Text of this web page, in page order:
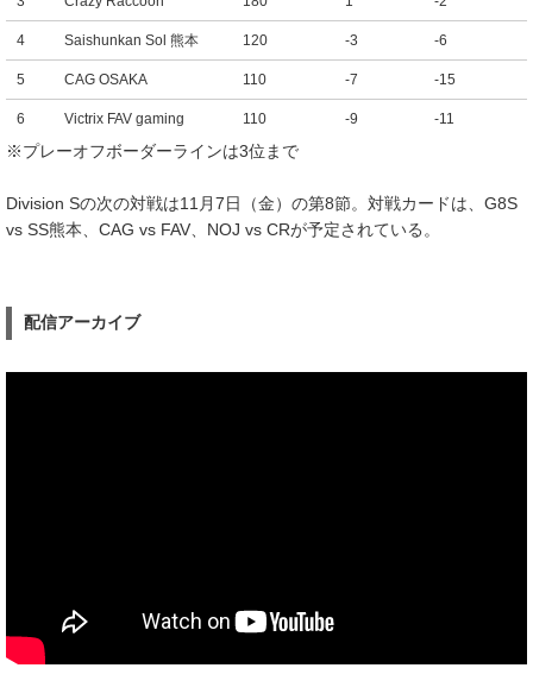
4 Saishunkan Sol 熊本 120 -3 -6
5 CAG OSAKA 110 -7 -15
6 Victrix FAV gaming 110 -9 -11
※プレーオフボーダーラインは3位まで
Division Sの次の対戦は11月7日（金）の第8節。対戦カードは、G8S
vs SS熊本、CAG vs FAV、NOJ vs CRが予定されている。
配信アーカイブ